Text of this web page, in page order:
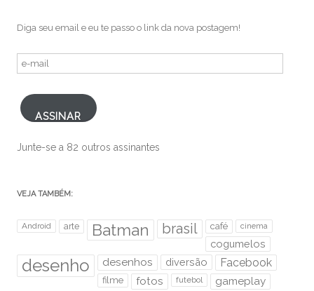
Diga seu email e eu te passo o link da nova postagem!
e-
ASSINAR
Junte-se a 82 outros assinantes
VEJA TAMBÉM:
Android arte Batman brasil café cinema
cogumelos
desenho desenhos diversão Facebook
filme fotos futebol gameplay